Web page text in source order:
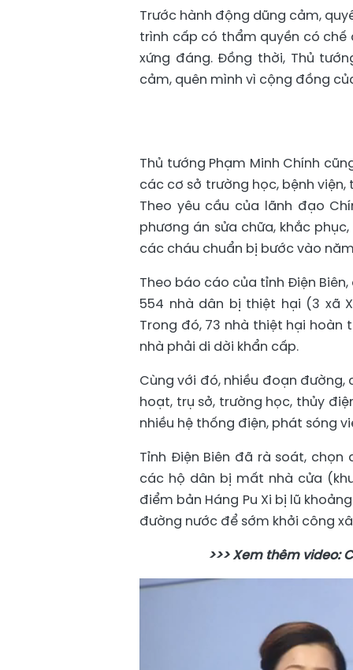
Trước hành động dũng cảm,
trình cấp có thẩm quyền có chế
xứng đáng. Đồng thời, Thủ
cảm, quên mình vì cộng đồng
Thủ tướng Phạm Minh Chính
các cơ sở trường học, bệnh
Theo yêu cầu của lãnh đạo
phương án sửa chữa, khắc
các cháu chuẩn bị bước vào
Theo báo cáo của tỉnh Điện
554 nhà dân bị thiệt hại (3 xã
Trong đó, 73 nhà thiệt hại hoàn
nhà phải di dời khẩn cấp.
Cùng với đó, nhiều đoạn đường,
hoạt, trụ sở, trường học, thủy
nhiều hệ thống điện, phát sóng
Tỉnh Điện Biên đã rà soát,
các hộ dân bị mất nhà cửa
điểm bản Háng Pu Xi bị lũ
đường nước để sớm khởi công
>>> Xem thêm video: